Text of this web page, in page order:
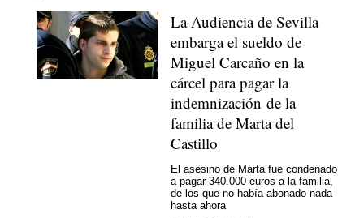
La Audiencia de Sevilla
embarga el sueldo de
Miguel Carcaño en la
cárcel para pagar la
indemnización de la
familia de Marta del
Castillo
El asesino de Marta fue condenado
a pagar 340.000 euros a la familia,
de los que no había abonado nada
hasta ahora